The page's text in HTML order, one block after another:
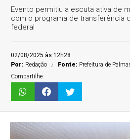
Evento permitiu a escuta ativa de
com o programa de transferência
federal
02/08/2025 às 12h28
Por: Redação Fonte: Prefeitura de
Compartilhe: